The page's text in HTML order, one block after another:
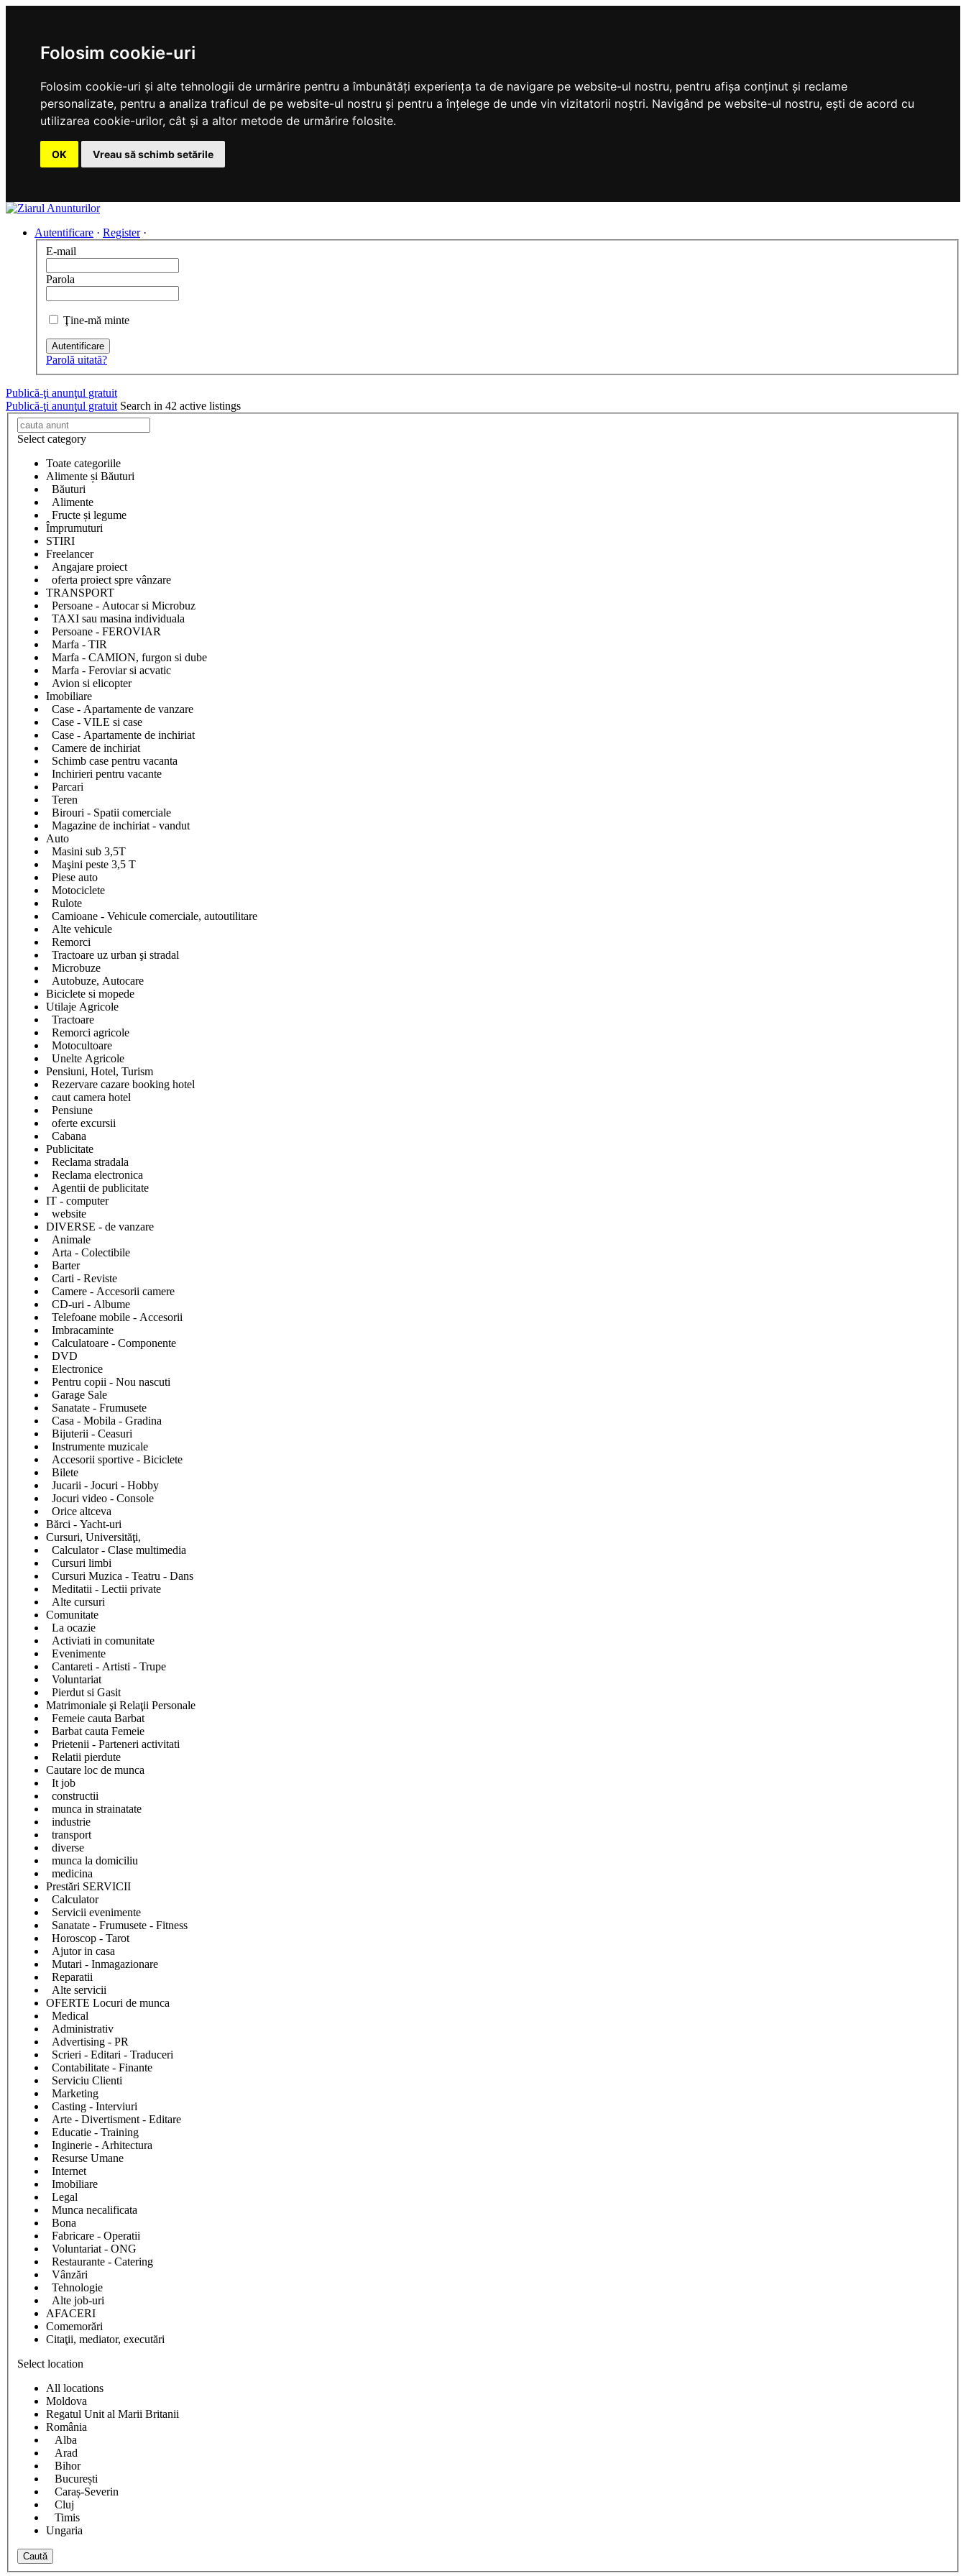
Folosim cookie-uri
Folosim cookie-uri și alte tehnologii de urmărire pentru a îmbunătăți experiența ta de navigare pe website-ul nostru, pentru afișa conținut și reclame
personalizate, pentru a analiza traficul de pe website-ul nostru și pentru a înțelege de unde vin vizitatorii noștri. Navigând pe website-ul nostru, ești de acord cu
utilizarea cookie-urilor, cât și a altor metode de urmărire folosite.
OK Vreau să schimb setările
Autentificare · Register ·
E-mail
Parola
Ţine-mă minte
Autentificare
Parolă uitată?
Publică-ţi anunţul gratuit
Publică-ţi anunţul gratuit Search in 42 active listings
Select category
Toate categoriile
Alimente și Băuturi
Băuturi
Alimente
Fructe și legume
Împrumuturi
STIRI
Freelancer
Angajare proiect
oferta proiect spre vânzare
TRANSPORT
Persoane - Autocar si Microbuz
TAXI sau masina individuala
Persoane - FEROVIAR
Marfa - TIR
Marfa - CAMION, furgon si dube
Marfa - Feroviar si acvatic
Avion si elicopter
Imobiliare
Case - Apartamente de vanzare
Case - VILE si case
Case - Apartamente de inchiriat
Camere de inchiriat
Schimb case pentru vacanta
Inchirieri pentru vacante
Parcari
Teren
Birouri - Spatii comerciale
Magazine de inchiriat - vandut
Auto
Masini sub 3,5T
Maşini peste 3,5 T
Piese auto
Motociclete
Rulote
Camioane - Vehicule comerciale, autoutilitare
Alte vehicule
Remorci
Tractoare uz urban şi stradal
Microbuze
Autobuze, Autocare
Biciclete si mopede
Utilaje Agricole
Tractoare
Remorci agricole
Motocultoare
Unelte Agricole
Pensiuni, Hotel, Turism
Rezervare cazare booking hotel
caut camera hotel
Pensiune
oferte excursii
Cabana
Publicitate
Reclama stradala
Reclama electronica
Agentii de publicitate
IT - computer
website
DIVERSE - de vanzare
Animale
Arta - Colectibile
Barter
Carti - Reviste
Camere - Accesorii camere
CD-uri - Albume
Telefoane mobile - Accesorii
Imbracaminte
Calculatoare - Componente
DVD
Electronice
Pentru copii - Nou nascuti
Garage Sale
Sanatate - Frumusete
Casa - Mobila - Gradina
Bijuterii - Ceasuri
Instrumente muzicale
Accesorii sportive - Biciclete
Bilete
Jucarii - Jocuri - Hobby
Jocuri video - Console
Orice altceva
Bărci - Yacht-uri
Cursuri, Universităţi,
Calculator - Clase multimedia
Cursuri limbi
Cursuri Muzica - Teatru - Dans
Meditatii - Lectii private
Alte cursuri
Comunitate
La ocazie
Activiati in comunitate
Evenimente
Cantareti - Artisti - Trupe
Voluntariat
Pierdut si Gasit
Matrimoniale şi Relaţii Personale
Femeie cauta Barbat
Barbat cauta Femeie
Prietenii - Parteneri activitati
Relatii pierdute
Cautare loc de munca
It job
constructii
munca in strainatate
industrie
transport
diverse
munca la domiciliu
medicina
Prestări SERVICII
Calculator
Servicii evenimente
Sanatate - Frumusete - Fitness
Horoscop - Tarot
Ajutor in casa
Mutari - Inmagazionare
Reparatii
Alte servicii
OFERTE Locuri de munca
Medical
Administrativ
Advertising - PR
Scrieri - Editari - Traduceri
Contabilitate - Finante
Serviciu Clienti
Marketing
Casting - Interviuri
Arte - Divertisment - Editare
Educatie - Training
Inginerie - Arhitectura
Resurse Umane
Internet
Imobiliare
Legal
Munca necalificata
Bona
Fabricare - Operatii
Voluntariat - ONG
Restaurante - Catering
Vânzări
Tehnologie
Alte job-uri
AFACERI
Comemorări
Citaţii, mediator, executări
Select location
All locations
Moldova
Regatul Unit al Marii Britanii
România
Alba
Arad
Bihor
București
Caraș-Severin
Cluj
Timis
Ungaria
Caută